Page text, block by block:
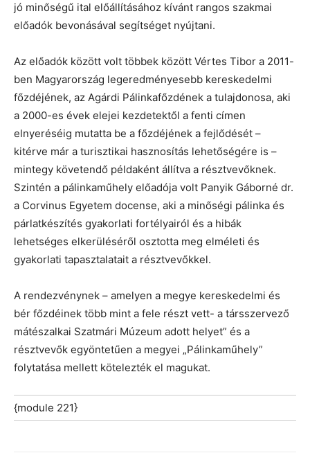
jó minőségű ital előállításához kívánt rangos szakmai
előadók bevonásával segítséget nyújtani.
Az előadók között volt többek között Vértes Tibor a 2011-
ben Magyarország legeredményesebb kereskedelmi
főzdéjének, az Agárdi Pálinkafőzdének a tulajdonosa, aki
a 2000-es évek elejei kezdetektől a fenti címen
elnyeréséig mutatta be a főzdéjének a fejlődését –
kitérve már a turisztikai hasznosítás lehetőségére is –
mintegy követendő példaként állítva a résztvevőknek.
Szintén a pálinkaműhely előadója volt Panyik Gáborné dr.
a Corvinus Egyetem docense, aki a minőségi pálinka és
párlatkészítés gyakorlati fortélyairól és a hibák
lehetséges elkerüléséről osztotta meg elméleti és
gyakorlati tapasztalatait a résztvevőkkel.
A rendezvénynek – amelyen a megye kereskedelmi és
bér főzdéinek több mint a fele részt vett- a társszervező
mátészalkai Szatmári Múzeum adott helyet” és a
résztvevők egyöntetűen a megyei „Pálinkaműhely”
folytatása mellett kötelezték el magukat.
{module 221}